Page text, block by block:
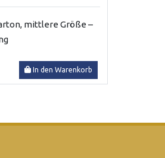
mittlere Größe –
In den Warenkorb